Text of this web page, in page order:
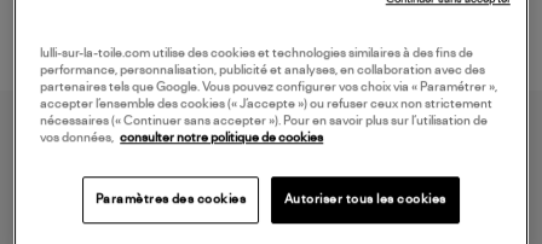
lulli-sur-la-toile.com utilise des cookies et technologies similaires à des fins de
performance, personnalisation, publicité et analyses, en collaboration avec des
partenaires tels que Google. Vous pouvez configurer vos choix via « Paramétrer »,
accepter l’ensemble des cookies (« J’accepte ») ou refuser ceux non strictement
nécessaires (« Continuer sans accepter »). Pour en savoir plus sur l’utilisation de
vos données, consulter notre politique de cookies
Paramètres des cookies Autoriser tous les cookies